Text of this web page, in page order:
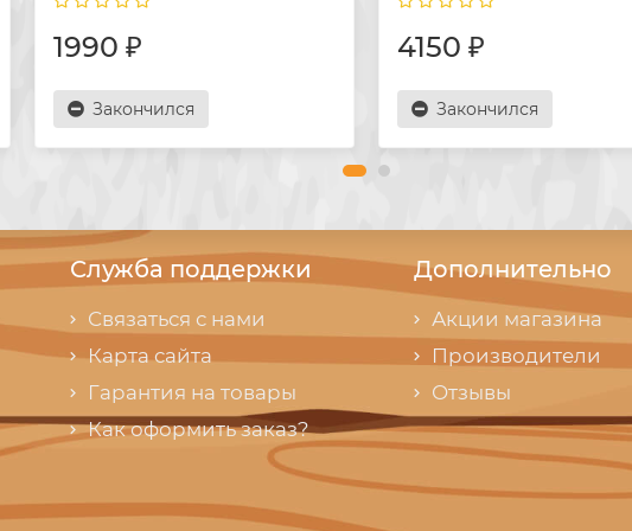
1990 ₽
Закончился
4150 ₽
Закончился
Служба поддержки
Связаться с нами
Карта сайта
Гарантия на товары
Как оформить заказ?
Дополнительно
Акции магазина
Производители
Отзывы